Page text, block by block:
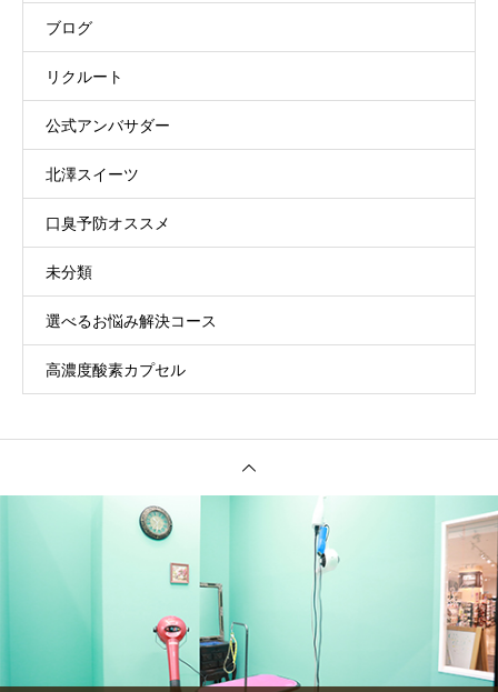
ブログ
リクルート
公式アンバサダー
北澤スイーツ
口臭予防オススメ
未分類
選べるお悩み解決コース
高濃度酸素カプセル